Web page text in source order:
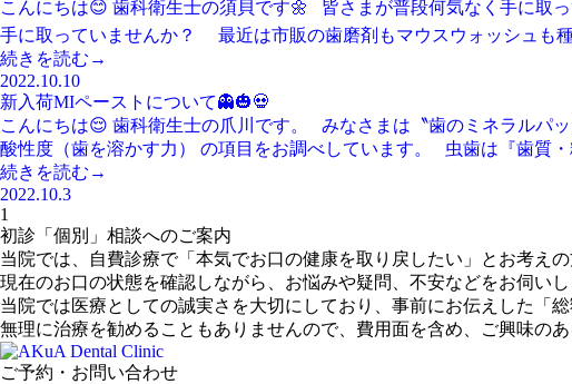
こんにちは😊 歯科衛生士の須貝です🌼 皆さまが普段何気なく手に取
手に取っていませんか？ 最近は市販の歯磨剤もマウスウォッシュも
続きを読む→
2022.10.10
新入荷MIペーストについて👻🎃💀
こんにちは😌 歯科衛生士の爪川です。 みなさまは〝歯のミネラルパ
酸性度（歯を溶かす力） の項目をお調べしています。 虫歯は『歯質
続きを読む→
2022.10.3
1
初診「個別」相談へのご案内
当院では、自費診療で「本気でお口の健康を取り戻したい」とお考え
現在のお口の状態を確認しながら、お悩みや疑問、不安などをお伺いし
当院では医療としての誠実さを大切にしており、事前にお伝えした「
無理に治療を勧めることもありませんので、費用面を含め、ご興味の
ご予約・お問い合わせ